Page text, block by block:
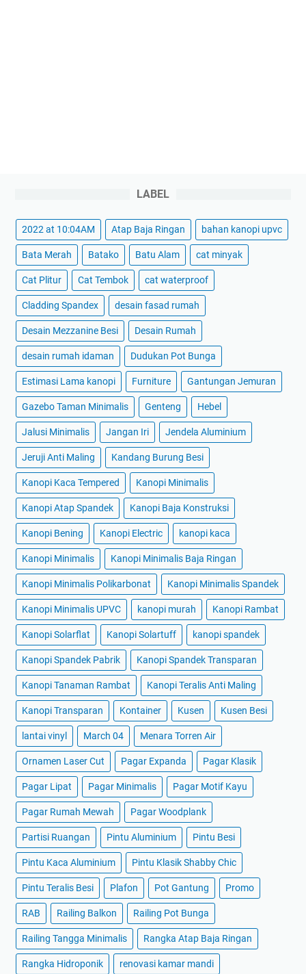
LABEL
2022 at 10:04AM Atap Baja Ringan bahan kanopi upvc
Bata Merah Batako Batu Alam cat minyak
Cat Plitur Cat Tembok cat waterproof
Cladding Spandex desain fasad rumah
Desain Mezzanine Besi Desain Rumah
desain rumah idaman Dudukan Pot Bunga
Estimasi Lama kanopi Furniture Gantungan Jemuran
Gazebo Taman Minimalis Genteng Hebel
Jalusi Minimalis Jangan Iri Jendela Aluminium
Jeruji Anti Maling Kandang Burung Besi
Kanopi Kaca Tempered Kanopi Minimalis
Kanopi Atap Spandek Kanopi Baja Konstruksi
Kanopi Bening Kanopi Electric kanopi kaca
Kanopi Minimalis Kanopi Minimalis Baja Ringan
Kanopi Minimalis Polikarbonat Kanopi Minimalis Spandek
Kanopi Minimalis UPVC kanopi murah Kanopi Rambat
Kanopi Solarflat Kanopi Solartuff kanopi spandek
Kanopi Spandek Pabrik Kanopi Spandek Transparan
Kanopi Tanaman Rambat Kanopi Teralis Anti Maling
Kanopi Transparan Kontainer Kusen Kusen Besi
lantai vinyl March 04 Menara Torren Air
Ornamen Laser Cut Pagar Expanda Pagar Klasik
Pagar Lipat Pagar Minimalis Pagar Motif Kayu
Pagar Rumah Mewah Pagar Woodplank
Partisi Ruangan Pintu Aluminium Pintu Besi
Pintu Kaca Aluminium Pintu Klasik Shabby Chic
Pintu Teralis Besi Plafon Pot Gantung Promo
RAB Railing Balkon Railing Pot Bunga
Railing Tangga Minimalis Rangka Atap Baja Ringan
Rangka Hidroponik renovasi kamar mandi